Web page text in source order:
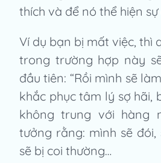
thích và để nó thể hiện
Ví dụ bạn bị mất việc, thì
trong trường hợp này
đầu tiên: “Rồi mình sẽ
khắc phục tâm lý sợ hãi,
không trung với hàng
tưởng rằng: mình sẽ đói,
sẽ bị coi thường…